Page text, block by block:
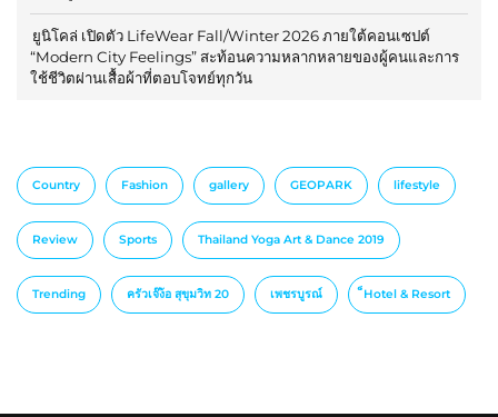
ยูนิโคล่ เปิดตัว LifeWear Fall/Winter 2026 ภายใต้คอนเซปต์
“Modern City Feelings” สะท้อนความหลากหลายของผู้คนและการ
ใช้ชีวิตผ่านเสื้อผ้าที่ตอบโจทย์ทุกวัน
Country Fashion gallery GEOPARK lifestyle
Review Sports Thailand Yoga Art & Dance 2019
Trending ครัวเจ๊ง้อ สุขุมวิท 20 เพชรบูรณ์ ็Hotel & Resort